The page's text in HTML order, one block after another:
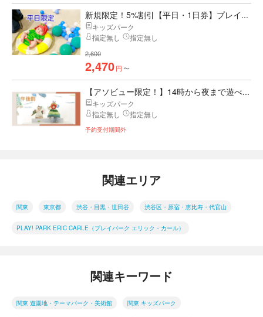
新規限定！5%割引【平日・1日券】プレイ...
キッズパーク
指定無し
指定無し
2,600
2,470円 〜
【アソビュー限定！】14時から夜まで遊べ...
キッズパーク
指定無し
指定無し
予約受付期間外
関連エリア
関東 東京都 渋谷・目黒・世田谷 渋谷区・原宿・恵比寿・代官山
PLAY! PARK ERIC CARLE（プレイパーク エリック・カール）
関連キーワード
関東 遊園地・テーマパーク・美術館 関東 キッズパーク